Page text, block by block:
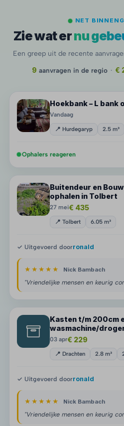
NET
Zie wat ernu
Een greep uit de recente
9 aanvragen in de regio · €
Hoekbank – L bank
Vandaag
📍 Hurdegaryp 2.5 m³
Ophalers reageren
Buitendeur en
ophalen in Tolbert
27 mei€ 435
📍 Tolbert 6.05 m³
✓ Uitgevoerd doorronald
★★★★★ Nick Bambach
"Vriendelijke mensen en keurig
Kasten t/m 200cm
wasmachine/
in Drachten
03 apr€ 229
📍 Drachten 2.8 m³
✓ Uitgevoerd doorronald
★★★★★ Nick Bambach
"Vriendelijke mensen en keurig